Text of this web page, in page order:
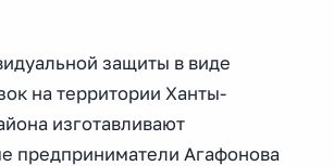
защиты в виде
на территории Ханты-
изготавливают
предприниматели Агафонова